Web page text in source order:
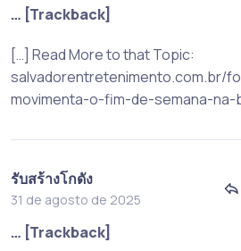
… [Trackback]
[…] Read More to that Topic:
salvadorentretenimento.com.br/
movimenta-o-fim-de-semana-
รับสร้างโกดัง
31 de agosto de 2025
… [Trackback]